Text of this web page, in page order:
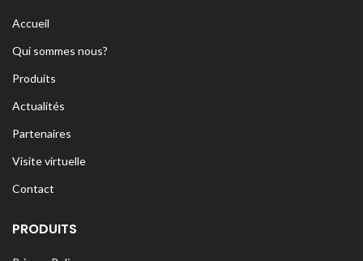
Accueil
Qui sommes nous?
Produits
Actualités
Partenaires
Visite virtuelle
Contact
PRODUITS